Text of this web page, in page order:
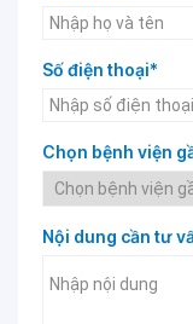
Số điện thoại*
Chọn bệnh viện
Nội dung cần tư